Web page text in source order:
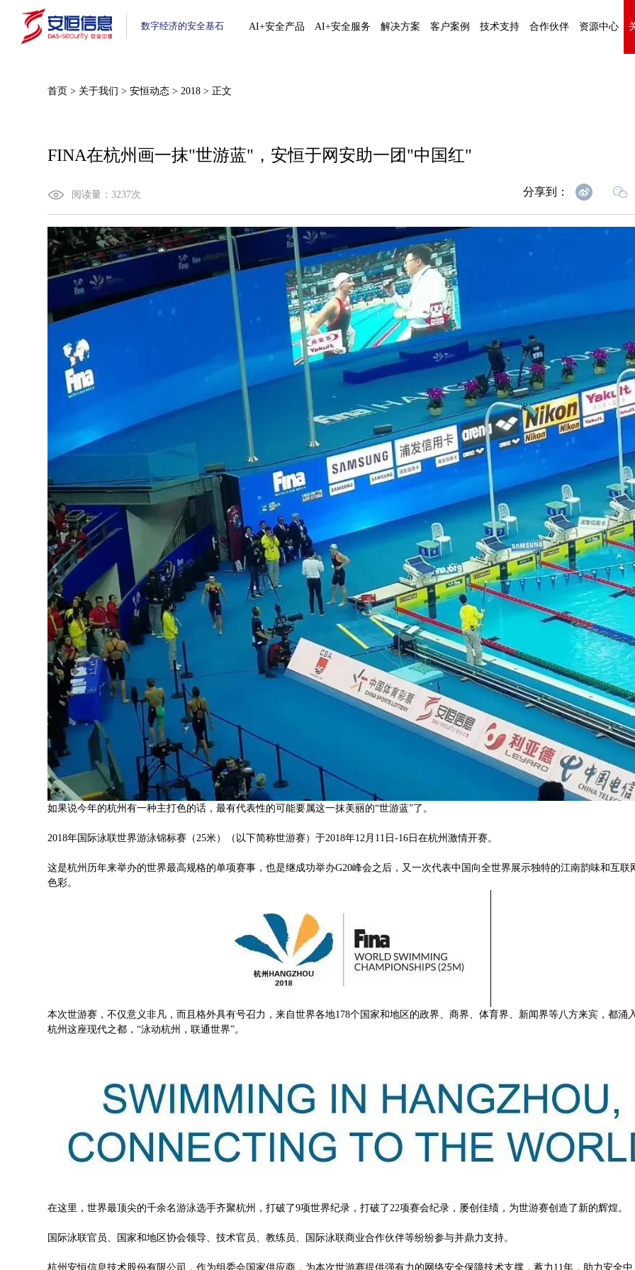
数字经济的安全基石 AI+安全产品 AI+安全服务 解决方案 客户案例 技术支持 合作伙伴 资源中心
首页 > 关于我们 >安恒动态 >2018 > 正文
FINA在杭州画一抹"世游蓝"，安恒于网安助一团"中国红"
阅读量：3237次 分享到：
如果说今年的杭州有一种主打色的话，最有代表性的可能要属这一抹美丽的“世游蓝”了。
2018年国际泳联世界游泳锦标赛（25米）（以下简称世游赛）于2018年12月11日-16日在杭州激情开赛。
这是杭州历年来举办的世界最高规格的单项赛事，也是继成功举办G20峰会之后，又一次代表中国向全世界展示独特的江南韵味和互联
色彩。
本次世游赛，不仅意义非凡，而且格外具有号召力，来自世界各地178个国家和地区的政界、商界、体育界、新闻界等八方来宾，都涌
杭州这座现代之都，“泳动杭州，联通世界”。
在这里，世界最顶尖的千余名游泳选手齐聚杭州，打破了9项世界纪录，打破了22项赛会纪录，屡创佳绩，为世游赛创造了新的辉煌。
国际泳联官员、国家和地区协会领导、技术官员、教练员、国际泳联商业合作伙伴等纷纷参与并鼎力支持。
杭州安恒信息技术股份有限公司，作为组委会国家供应商，为本次世游赛提供强有力的网络安全保障技术支撑，蓄力11年，助力安全中